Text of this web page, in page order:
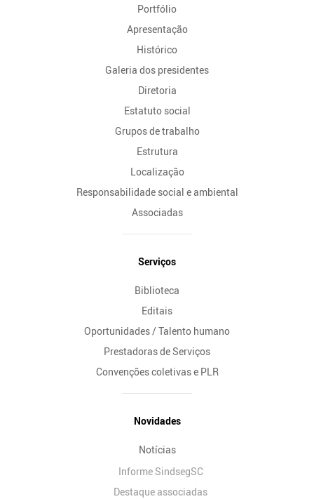
Portfólio
Apresentação
Histórico
Galeria dos presidentes
Diretoria
Estatuto social
Grupos de trabalho
Estrutura
Localização
Responsabilidade social e ambiental
Associadas
Serviços
Biblioteca
Editais
Oportunidades / Talento humano
Prestadoras de Serviços
Convenções coletivas e PLR
Novidades
Notícias
Informe SindsegSC
Destaque associadas